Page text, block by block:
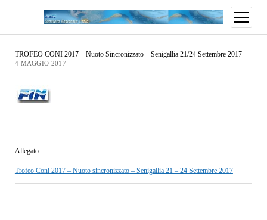
TROFEO CONI 2017 – Nuoto Sincronizzato – Senigallia 21/24 Settembre 2017
4 MAGGIO 2017
Allegato:
Trofeo Coni 2017 – Nuoto sincronizzato – Senigallia 21 – 24 Settembre 2017